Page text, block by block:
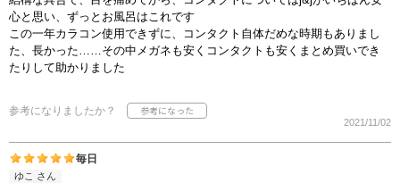
心と思い、ずっとお風呂はこれです
この一年カラコン使用できずに、コンタクト自体だめな時期もありまし
た、長かった……その中メガネも安くコンタクトも安くまとめ買いでき
たりして助かりました
参考になりましたか？
2021/11/02
毎日
ゆこ さん